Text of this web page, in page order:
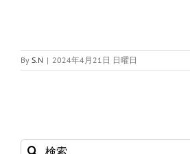
By S.N | 2024年4月21日 日曜日
検